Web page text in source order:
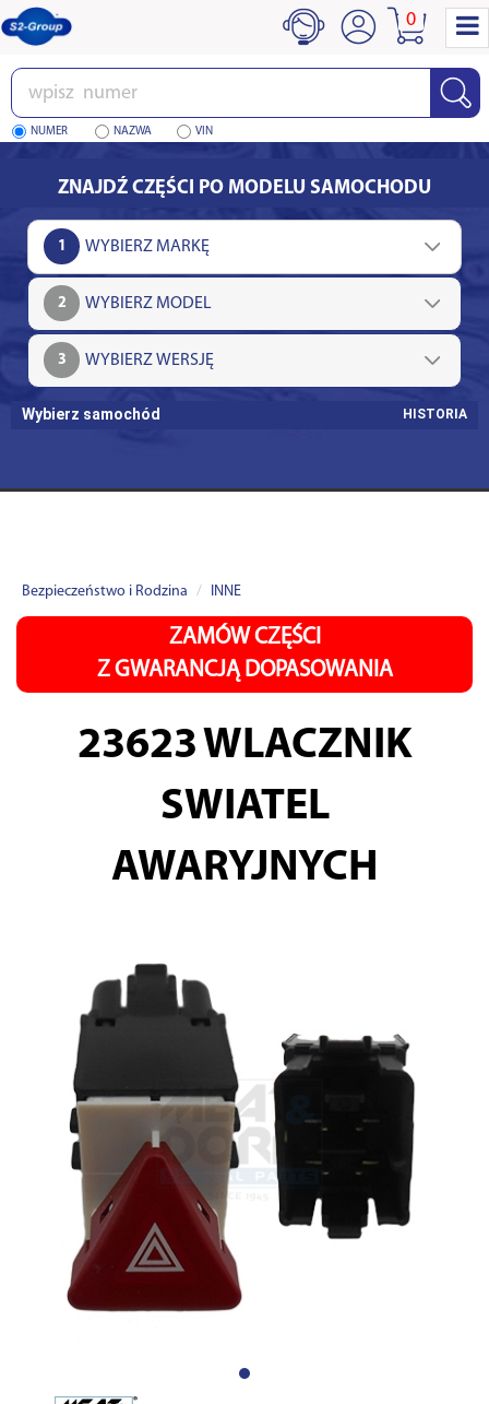
Wpisz
numer
NUMER NAZWA VIN
0
ZNAJDŹ CZĘŚCI PO MODELU SAMOCHODU
1
2
3
Wybierz samochód HISTORIA
Bezpieczeństwo i Rodzina INNE
ZAMÓW CZĘŚCI
Z GWARANCJĄ DOPASOWANIA
23623 WLACZNIK
SWIATEL
AWARYJNYCH